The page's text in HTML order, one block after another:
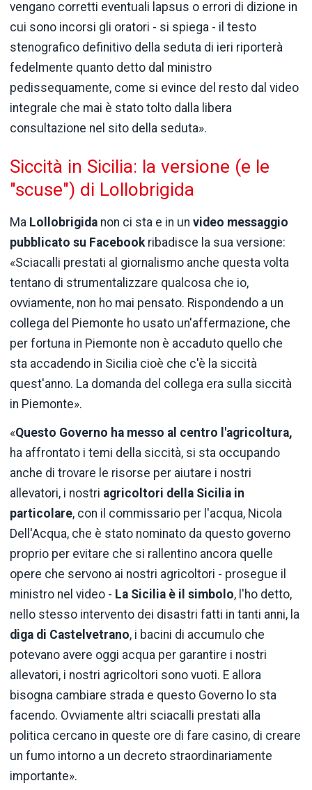
vengano corretti eventuali lapsus o errori di dizione in
cui sono incorsi gli oratori - si spiega - il testo
stenografico definitivo della seduta di ieri riporterà
fedelmente quanto detto dal ministro
pedissequamente, come si evince del resto dal video
integrale che mai è stato tolto dalla libera
consultazione nel sito della seduta».
Siccità in Sicilia: la versione (e le
"scuse") di Lollobrigida
Ma Lollobrigida non ci sta e in un video messaggio
pubblicato su Facebook ribadisce la sua versione:
«Sciacalli prestati al giornalismo anche questa volta
tentano di strumentalizzare qualcosa che io,
ovviamente, non ho mai pensato. Rispondendo a un
collega del Piemonte ho usato un'affermazione, che
per fortuna in Piemonte non è accaduto quello che
sta accadendo in Sicilia cioè che c'è la siccità
quest'anno. La domanda del collega era sulla siccità
in Piemonte».
«Questo Governo ha messo al centro l'agricoltura,
ha affrontato i temi della siccità, si sta occupando
anche di trovare le risorse per aiutare i nostri
allevatori, i nostri agricoltori della Sicilia in
particolare, con il commissario per l'acqua, Nicola
Dell'Acqua, che è stato nominato da questo governo
proprio per evitare che si rallentino ancora quelle
opere che servono ai nostri agricoltori - prosegue il
ministro nel video - La Sicilia è il simbolo, l'ho detto,
nello stesso intervento dei disastri fatti in tanti anni, la
diga di Castelvetrano, i bacini di accumulo che
potevano avere oggi acqua per garantire i nostri
allevatori, i nostri agricoltori sono vuoti. E allora
bisogna cambiare strada e questo Governo lo sta
facendo. Ovviamente altri sciacalli prestati alla
politica cercano in queste ore di fare casino, di creare
un fumo intorno a un decreto straordinariamente
importante».